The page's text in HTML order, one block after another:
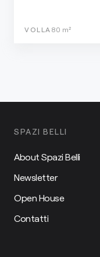
VOLLA 80 m²
SPAZI BELLI
About Spazi Belli
Newsletter
Open House
Contatti